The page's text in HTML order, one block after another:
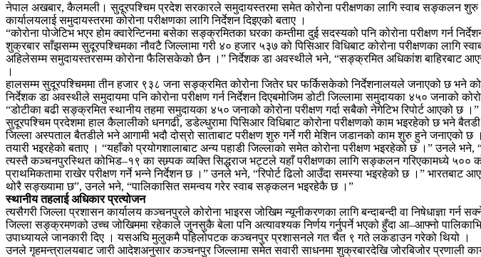
नेपाल अखबार, कैलमली। सुदूरपश्चिम प्रदेश सरकारले समुदायस्तरमा समेत कोरोना परीक्षणका लागि स्वाब सङ्कलन
कार्यालयलाई समुदायस्तरमा कोरोना परीक्षणका लागि निर्देशन दिइएको बताए ।
“कोरोना पोजेटिभ भएर होम क्वारेन्टिनमा बसेका सङ्क्रमितका घरका कम्तीमा दुई सदस्यको पनि कोरोना परीक्षण
शुक्रबार साँझसम्म सुदूरपश्चिमका नौवटै जिल्लामा गरी ४० हजार ५३७ को पिसिआर विधिबाट कोरोना परीक्षणका
अहिलेसम्म समुदायस्तरसम्म कोरोना फैलिसकेको छैन ।” निर्देशक डा अवस्थीले भने, “सङ्क्रमित अधिकांश बाहिरबाट
।
हालसम्म सुदूरपश्चिममा तीन हजार ९३८ जना सङ्क्रमित कोरोना जितेर घर फर्किसकेको निर्देशनालयले जनाएको छ भने
निर्देशक डा अवस्थीले समुदायमा पनि कोरोना परीक्षण गर्न निर्देशन दिएबमोजिम डोटी जिल्लामा समुदायका ४५० जनाको
“डोटीका बढी सङ्क्रमित स्थानीय तहमा समुदायका ४५० जनाको कोरोना परीक्षण गर्दा सबैको नेगेटिभ रिपोर्ट
सुदूरपश्चिम प्रदेशमा हाल कैलालीको धनगढी, डडेल्धुरामा पिसिआर विधिबाट कोरोना परीक्षणको काम भइरहेको छ भने
जिल्ला अस्पताल बैतडीले भने आगामी भदौ दोस्रो साताबाट परीक्षण शुरु गर्ने गरी मेशिन जडानको काम शुरु हुने जनाएको
तयारी भइरहेको बताए । “यहाँको प्रयोगशालाबाट अन्य पहाडी जिल्लाको समेत कोरोना परीक्षण भइरहेको छ ।” उनले
त्यस्तै कञ्चनपुरस्थित कोभिड–१९ का सम्र्पक व्यक्ति सिद्धराज भट्टले यहाँ परीक्षणका लागि सङ्कलन गरिएकामध्ये ५००
प्राथमिकतामा राखेर परीक्षण गर्ने भन्ने निर्देशन छ ।” उनले भने, “रिपोर्ट ढिलो आउँदा समस्या भइरहेको छ ।”
थोरै सङ्ख्यामा छ”, उनले भने, “पालिकासित समन्वय गरेर स्वाब सङ्कलन भइरहेकै छ ।”
स्थानीय तहलाई अधिकार प्रत्योजन
त्यसैगरी जिल्ला प्रशासन कार्यालय कञ्चनपुरले कोरोना भाइरस जोखिम न्यूनीकरणका लागि बन्दाबन्दी वा निषेधाज्ञा गर्न
जिल्ला सङ्क्रमणको उच्च जोखिममा रहेकाले जुनसुकै बेला पनि अत्यावश्यक निर्णय गर्नुपर्ने भएको हुँदा आ–आफ्नो
उपाध्यायले जानकारी दिए । यसअघि मुलुकमै पहिलोपटक कञ्चनपुर प्रशासनले गत चैत ९ गते लकडाउन गरेको थियो ।
उनले गृहमन्त्रालयबाट जारी आदेशअनुसार कञ्चनपुर जिल्लामा समेत सवारी साधनमा शुक्रबारदेखि जोरबिजोर प्रणाली